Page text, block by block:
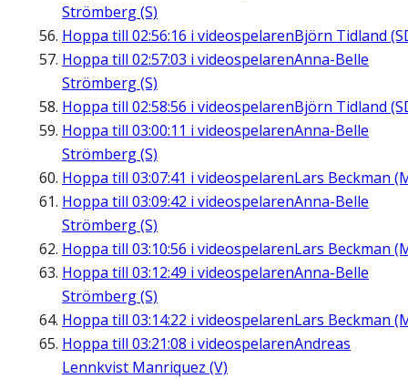
Strömberg (S)
Hoppa till 02:56:16 i videospelarenBjörn Tidland
Hoppa till 02:57:03 i videospelarenAnna-Belle
Strömberg (S)
Hoppa till 02:58:56 i videospelarenBjörn Tidland
Hoppa till 03:00:11 i videospelarenAnna-Belle
Strömberg (S)
Hoppa till 03:07:41 i videospelarenLars Beckman
Hoppa till 03:09:42 i videospelarenAnna-Belle
Strömberg (S)
Hoppa till 03:10:56 i videospelarenLars Beckman
Hoppa till 03:12:49 i videospelarenAnna-Belle
Strömberg (S)
Hoppa till 03:14:22 i videospelarenLars Beckman
Hoppa till 03:21:08 i videospelarenAndreas
Lennkvist Manriquez (V)